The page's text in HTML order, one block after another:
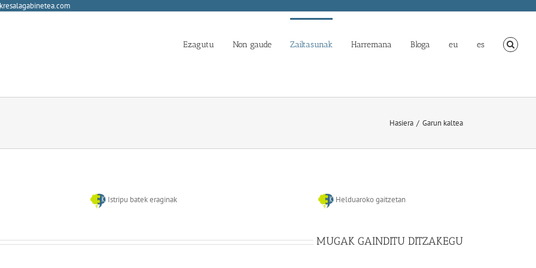
Ezagutu Non gaude Zailtasunak Harremana Bloga eu es
Hasiera Garun kaltea
Istripu batek eraginak Helduaroko gaitzetan
MUGAK GAINDITU DITZAKEGU